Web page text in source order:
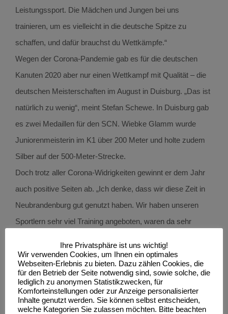
Leistungssport. Die Mädchen und Jungen bei uns
trainieren, um es vielleicht in die deutsche Spitze zu
schaffen, und dafür brauchst du Wettkämpfe.“
Wegen der Corona-Pandemie gab es für die deutschen
Kanuten 2020 aber nur einen Wettkampf mit Qualität – die
deutschen Meisterschaften im August in Duisburg. „Das ist
natürlich zu wenig“, meint Stefan Schewe. In Duisburg gab
es zwei Medaillen für den SCN. Wiebke Glamm wurde
Juniorenmeisterin im K1 über 200 Meter und holte zudem
Silber auf der 500-Meter-Strecke.
Doch trotz aller Corona-Widrigkeiten gewinnt er dem Jahr
auch positive Seiten ab. „Ich denke, dass wir diese Zeit in
Neubrandenburg gut genutzt haben. Wir haben unseren
Sportlern sehr viel Training angeboten, waren da sehr
sagt Schewe. Lob zollt der Abteilungsleiter in dem
Zusammenhang dem Sportgymnasium und der Stadt
Neubrandenburg. „Die Zusammenarbeit war sehr gut. Und
man darf nicht vergessen: Wir in Neubrandenburg durften
Ihre Privatsphäre ist uns wichtig!
Wir verwenden Cookies, um Ihnen ein optimales
Webseiten-Erlebnis zu bieten. Dazu zählen Cookies, die
für den Betrieb der Seite notwendig sind, sowie solche, die
lediglich zu anonymen Statistikzwecken, für
Komforteinstellungen oder zur Anzeige personalisierter
Inhalte genutzt werden. Sie können selbst entscheiden,
welche Kategorien Sie zulassen möchten. Bitte beachten